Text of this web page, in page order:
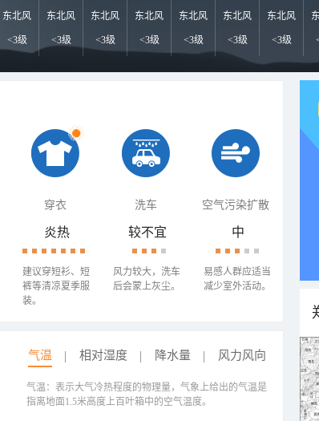
东北风
<3级
东北风
<3级
东北风
<3级
东北风
<3级
东北风
<3级
东北风
<3级
东北风
<3级
穿衣 洗车 空气污染扩散
炎热
建议穿短衫、短
裤等清凉夏季服
装。
较不宜
风力较大，洗车
后会蒙上灰尘。
中
易感人群应适当
减少室外活动。
气温 相对湿度 降水量 风力风向
气温：表示大气冷热程度的物理量，气象上给出的气温是
指离地面1.5米高度上百叶箱中的空气温度。